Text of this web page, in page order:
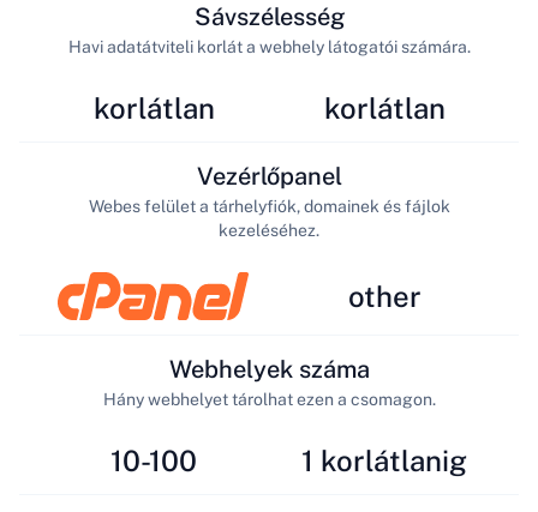
korlátlan
Sávszélesség
Havi adatátviteli korlát a webhely látogatói számára.
korlátlan
Vezérlőpanel
Webes felület a tárhelyfiók, domainek és fájlok
kezeléséhez.
other
10-100
Webhelyek száma
Hány webhelyet tárolhat ezen a csomagon.
1 korlátlanig